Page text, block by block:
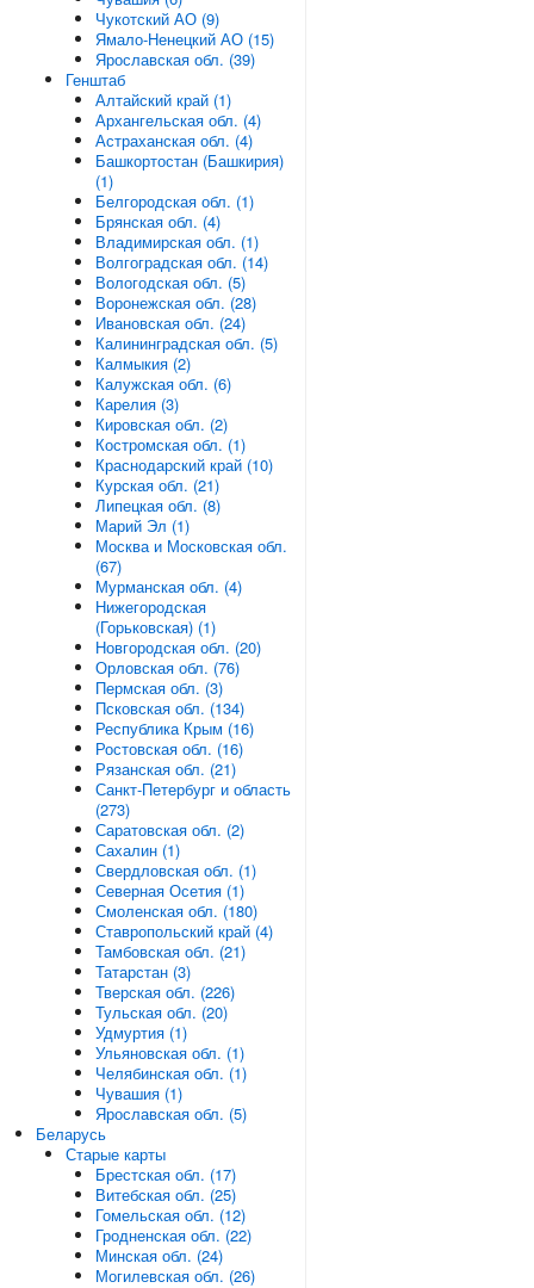
Чукотский АО (9)
Ямало-Ненецкий АО (15)
Ярославская обл. (39)
Генштаб
Алтайский край (1)
Архангельская обл. (4)
Астраханская обл. (4)
Башкортостан (Башкирия)
(1)
Белгородская обл. (1)
Брянская обл. (4)
Владимирская обл. (1)
Волгоградская обл. (14)
Вологодская обл. (5)
Воронежская обл. (28)
Ивановская обл. (24)
Калининградская обл. (5)
Калмыкия (2)
Калужская обл. (6)
Карелия (3)
Кировская обл. (2)
Костромская обл. (1)
Краснодарский край (10)
Курская обл. (21)
Липецкая обл. (8)
Марий Эл (1)
Москва и Московская обл.
(67)
Мурманская обл. (4)
Нижегородская
(Горьковская) (1)
Новгородская обл. (20)
Орловская обл. (76)
Пермская обл. (3)
Псковская обл. (134)
Республика Крым (16)
Ростовская обл. (16)
Рязанская обл. (21)
Санкт-Петербург и область
(273)
Саратовская обл. (2)
Сахалин (1)
Свердловская обл. (1)
Северная Осетия (1)
Смоленская обл. (180)
Ставропольский край (4)
Тамбовская обл. (21)
Татарстан (3)
Тверская обл. (226)
Тульская обл. (20)
Удмуртия (1)
Ульяновская обл. (1)
Челябинская обл. (1)
Чувашия (1)
Ярославская обл. (5)
Беларусь
Старые карты
Брестская обл. (17)
Витебская обл. (25)
Гомельская обл. (12)
Гродненская обл. (22)
Минская обл. (24)
Могилевская обл. (26)